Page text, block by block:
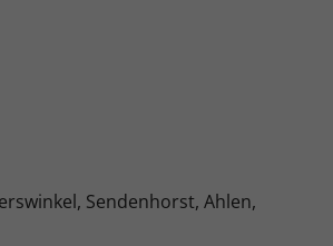
Sendenhorst, Ahlen,